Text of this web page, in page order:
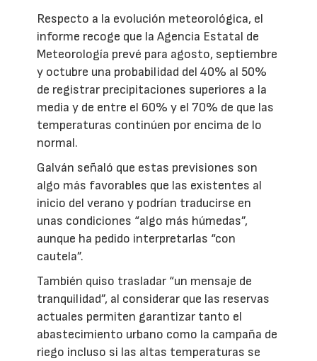
Respecto a la evolución meteorológica, el
informe recoge que la Agencia Estatal de
Meteorología prevé para agosto, septiembre
y octubre una probabilidad del 40% al 50%
de registrar precipitaciones superiores a la
media y de entre el 60% y el 70% de que las
temperaturas continúen por encima de lo
normal.
Galván señaló que estas previsiones son
algo más favorables que las existentes al
inicio del verano y podrían traducirse en
unas condiciones “algo más húmedas”,
aunque ha pedido interpretarlas “con
cautela”.
También quiso trasladar “un mensaje de
tranquilidad”, al considerar que las reservas
actuales permiten garantizar tanto el
abastecimiento urbano como la campaña de
riego incluso si las altas temperaturas se